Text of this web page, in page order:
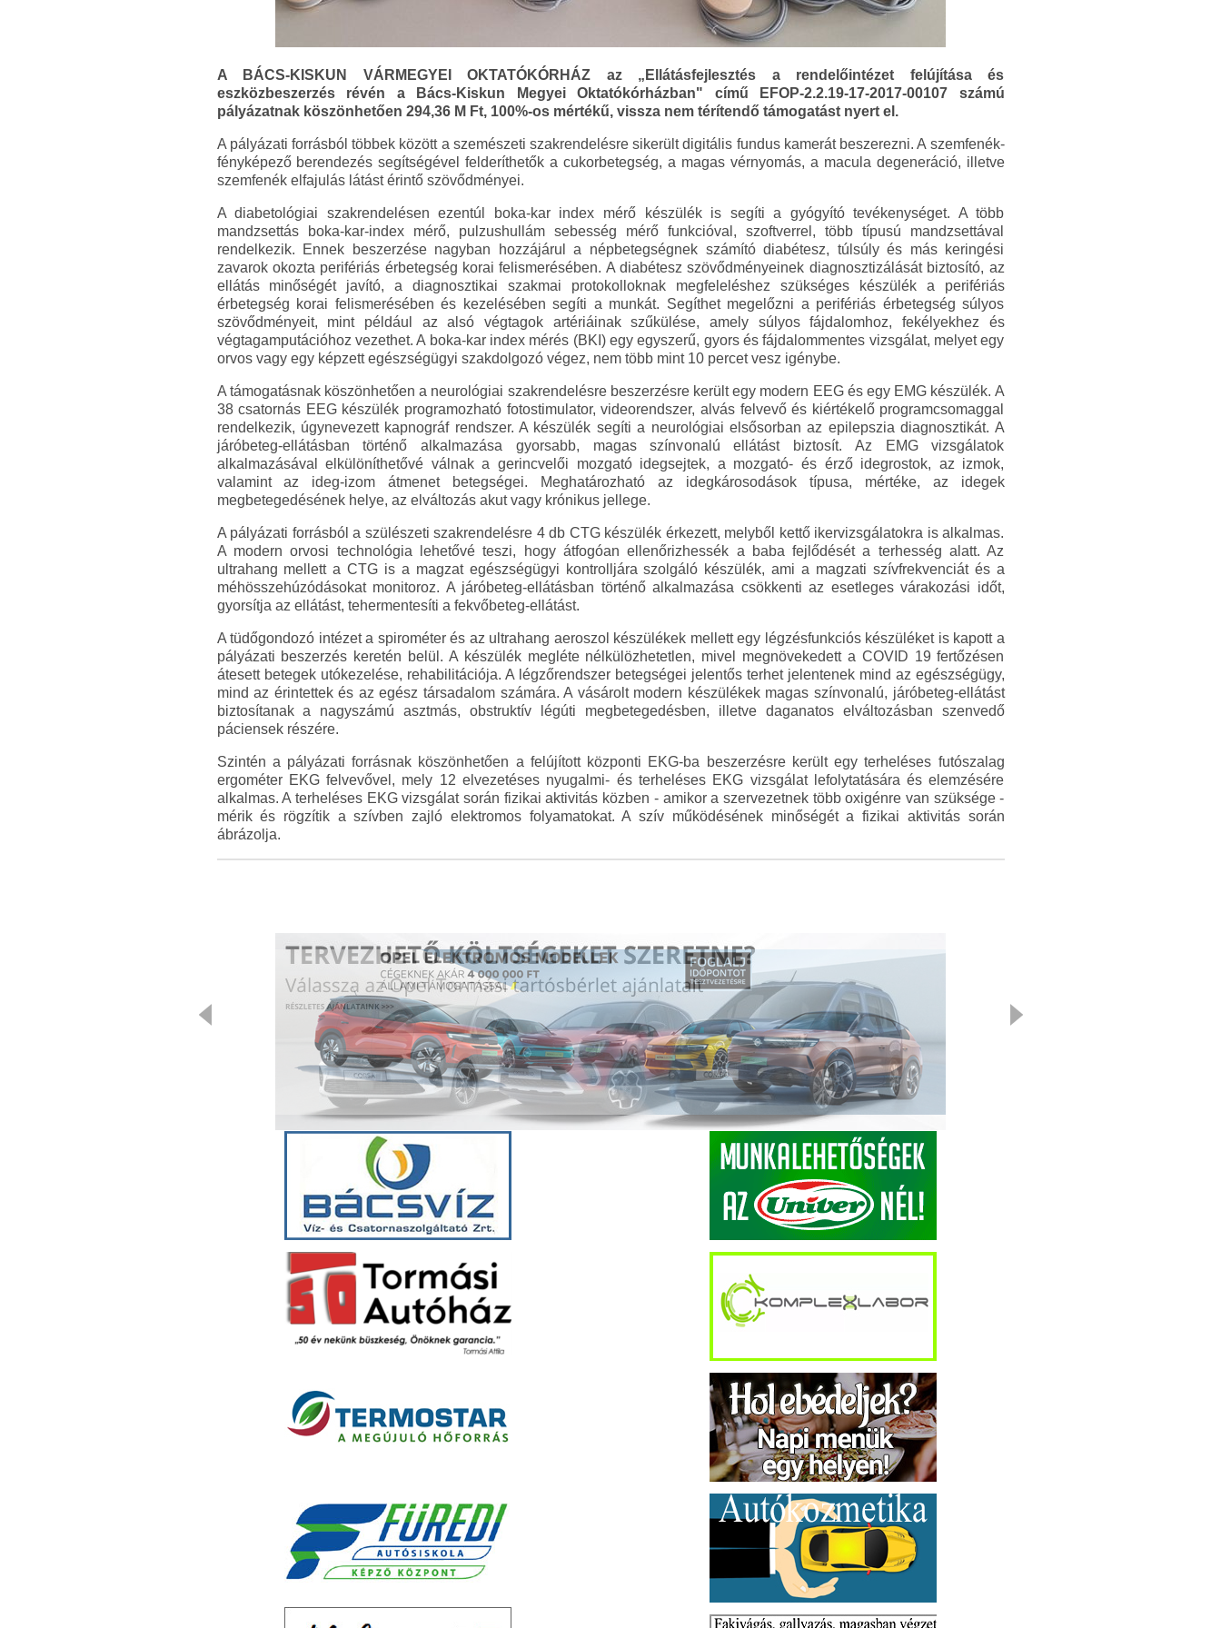
A BÁCS-KISKUN VÁRMEGYEI OKTATÓKÓRHÁZ az „Ellátásfejlesztés a rendelőintézet felújítása és
eszközbeszerzés révén a Bács-Kiskun Megyei Oktatókórházban" című EFOP-2.2.19-17-2017-00107 számú
pályázatnak köszönhetően 294,36 M Ft, 100%-os mértékű, vissza nem térítendő támogatást nyert el.
A pályázati forrásból többek között a szemészeti szakrendelésre sikerült digitális fundus kamerát beszerezni. A szemfenék-
fényképező berendezés segítségével felderíthetők a cukorbetegség, a magas vérnyomás, a macula degeneráció, illetve
szemfenék elfajulás látást érintő szövődményei.
A diabetológiai szakrendelésen ezentúl boka-kar index mérő készülék is segíti a gyógyító tevékenységet. A több
mandzsettás boka-kar-index mérő, pulzushullám sebesség mérő funkcióval, szoftverrel, több típusú mandzsettával
rendelkezik. Ennek beszerzése nagyban hozzájárul a népbetegségnek számító diabétesz, túlsúly és más keringési
zavarok okozta perifériás érbetegség korai felismerésében. A diabétesz szövődményeinek diagnosztizálását biztosító, az
ellátás minőségét javító, a diagnosztikai szakmai protokolloknak megfeleléshez szükséges készülék a perifériás
érbetegség korai felismerésében és kezelésében segíti a munkát. Segíthet megelőzni a perifériás érbetegség súlyos
szövődményeit, mint például az alsó végtagok artériáinak szűkülése, amely súlyos fájdalomhoz, fekélyekhez és
végtagamputációhoz vezethet. A boka-kar index mérés (BKI) egy egyszerű, gyors és fájdalommentes vizsgálat, melyet egy
orvos vagy egy képzett egészségügyi szakdolgozó végez, nem több mint 10 percet vesz igénybe.
A támogatásnak köszönhetően a neurológiai szakrendelésre beszerzésre került egy modern EEG és egy EMG készülék. A
38 csatornás EEG készülék programozható fotostimulator, videorendszer, alvás felvevő és kiértékelő programcsomaggal
rendelkezik, úgynevezett kapnográf rendszer. A készülék segíti a neurológiai elsősorban az epilepszia diagnosztikát. A
járóbeteg-ellátásban történő alkalmazása gyorsabb, magas színvonalú ellátást biztosít. Az EMG vizsgálatok
alkalmazásával elkülöníthetővé válnak a gerincvelői mozgató idegsejtek, a mozgató- és érző idegrostok, az izmok,
valamint az ideg-izom átmenet betegségei. Meghatározható az idegkárosodások típusa, mértéke, az idegek
megbetegedésének helye, az elváltozás akut vagy krónikus jellege.
A pályázati forrásból a szülészeti szakrendelésre 4 db CTG készülék érkezett, melyből kettő ikervizsgálatokra is alkalmas.
A modern orvosi technológia lehetővé teszi, hogy átfogóan ellenőrizhessék a baba fejlődését a terhesség alatt. Az
ultrahang mellett a CTG is a magzat egészségügyi kontrolljára szolgáló készülék, ami a magzati szívfrekvenciát és a
méhösszehúzódásokat monitoroz. A járóbeteg-ellátásban történő alkalmazása csökkenti az esetleges várakozási időt,
gyorsítja az ellátást, tehermentesíti a fekvőbeteg-ellátást.
A tüdőgondozó intézet a spirométer és az ultrahang aeroszol készülékek mellett egy légzésfunkciós készüléket is kapott a
pályázati beszerzés keretén belül. A készülék megléte nélkülözhetetlen, mivel megnövekedett a COVID 19 fertőzésen
átesett betegek utókezelése, rehabilitációja. A légzőrendszer betegségei jelentős terhet jelentenek mind az egészségügy,
mind az érintettek és az egész társadalom számára. A vásárolt modern készülékek magas színvonalú, járóbeteg-ellátást
biztosítanak a nagyszámú asztmás, obstruktív légúti megbetegedésben, illetve daganatos elváltozásban szenvedő
páciensek részére.
Szintén a pályázati forrásnak köszönhetően a felújított központi EKG-ba beszerzésre került egy terheléses futószalag
ergométer EKG felvevővel, mely 12 elvezetéses nyugalmi- és terheléses EKG vizsgálat lefolytatására és elemzésére
alkalmas. A terheléses EKG vizsgálat során fizikai aktivitás közben - amikor a szervezetnek több oxigénre van szüksége -
mérik és rögzítik a szívben zajló elektromos folyamatokat. A szív működésének minőségét a fizikai aktivitás során
ábrázolja.